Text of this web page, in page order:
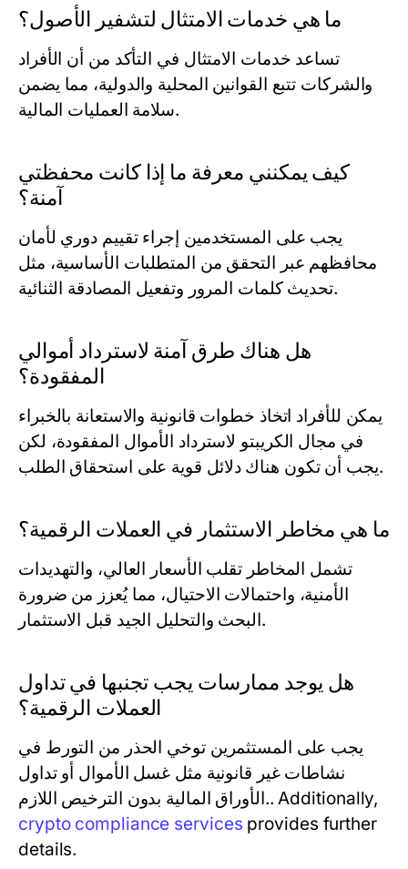
ما هي خدمات الامتثال لتشفير الأصول؟
تساعد خدمات الامتثال في التأكد من أن الأفراد
والشركات تتبع القوانين المحلية والدولية، مما يضمن
سلامة العمليات المالية.
كيف يمكنني معرفة ما إذا كانت محفظتي
آمنة؟
يجب على المستخدمين إجراء تقييم دوري لأمان
محافظهم عبر التحقق من المتطلبات الأساسية، مثل
تحديث كلمات المرور وتفعيل المصادقة الثنائية.
هل هناك طرق آمنة لاسترداد أموالي
المفقودة؟
يمكن للأفراد اتخاذ خطوات قانونية والاستعانة بالخبراء
في مجال الكريبتو لاسترداد الأموال المفقودة، لكن
يجب أن تكون هناك دلائل قوية على استحقاق الطلب.
ما هي مخاطر الاستثمار في العملات الرقمية؟
تشمل المخاطر تقلب الأسعار العالي، والتهديدات
الأمنية، واحتمالات الاحتيال، مما يُعزز من ضرورة
البحث والتحليل الجيد قبل الاستثمار.
هل يوجد ممارسات يجب تجنبها في تداول
العملات الرقمية؟
يجب على المستثمرين توخي الحذر من التورط في
نشاطات غير قانونية مثل غسل الأموال أو تداول
الأوراق المالية بدون الترخيص اللازم.. Additionally,
crypto compliance services provides further
details.